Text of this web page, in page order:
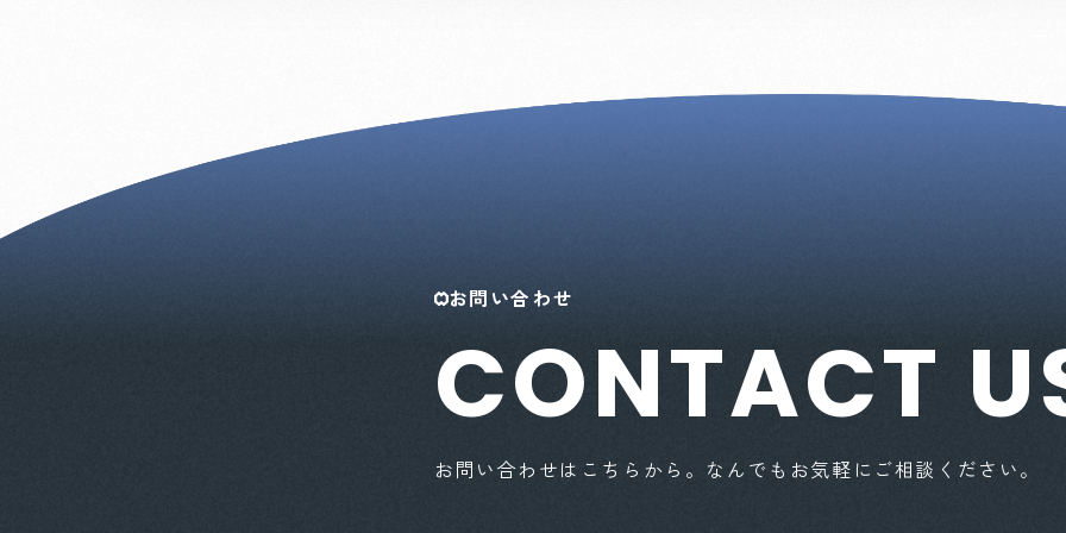
お問い合わせ
CONTACT
お問い合わせはこちらから。なんでもお気軽にご相談ください。